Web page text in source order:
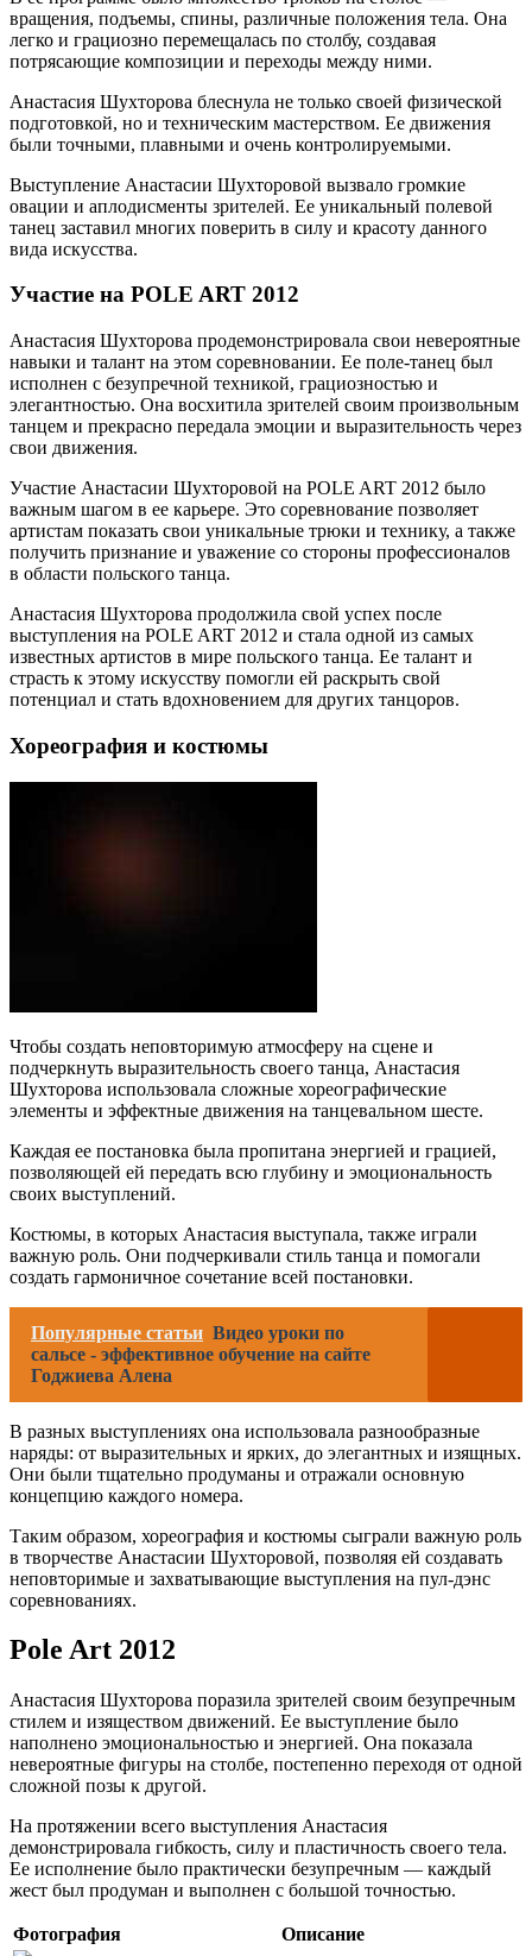
вращения, подъемы, спины, различные положения тела. Она
легко и грациозно перемещалась по столбу, создавая
потрясающие композиции и переходы между ними.
Анастасия Шухторова блеснула не только своей физической
подготовкой, но и техническим мастерством. Ее движения
были точными, плавными и очень контролируемыми.
Выступление Анастасии Шухторовой вызвало громкие
овации и аплодисменты зрителей. Ее уникальный полевой
танец заставил многих поверить в силу и красоту данного
вида искусства.
Участие на POLE ART 2012
Анастасия Шухторова продемонстрировала свои невероятные
навыки и талант на этом соревновании. Ее поле-танец был
исполнен с безупречной техникой, грациозностью и
элегантностью. Она восхитила зрителей своим произвольным
танцем и прекрасно передала эмоции и выразительность через
свои движения.
Участие Анастасии Шухторовой на POLE ART 2012 было
важным шагом в ее карьере. Это соревнование позволяет
артистам показать свои уникальные трюки и технику, а также
получить признание и уважение со стороны профессионалов
в области польского танца.
Анастасия Шухторова продолжила свой успех после
выступления на POLE ART 2012 и стала одной из самых
известных артистов в мире польского танца. Ее талант и
страсть к этому искусству помогли ей раскрыть свой
потенциал и стать вдохновением для других танцоров.
Хореография и костюмы
Чтобы создать неповторимую атмосферу на сцене и
подчеркнуть выразительность своего танца, Анастасия
Шухторова использовала сложные хореографические
элементы и эффектные движения на танцевальном шесте.
Каждая ее постановка была пропитана энергией и грацией,
позволяющей ей передать всю глубину и эмоциональность
своих выступлений.
Костюмы, в которых Анастасия выступала, также играли
важную роль. Они подчеркивали стиль танца и помогали
создать гармоничное сочетание всей постановки.
Популярные статьи Видео уроки по
сальсе - эффективное обучение на сайте
Годжиева Алена
В разных выступлениях она использовала разнообразные
наряды: от выразительных и ярких, до элегантных и изящных.
Они были тщательно продуманы и отражали основную
концепцию каждого номера.
Таким образом, хореография и костюмы сыграли важную роль
в творчестве Анастасии Шухторовой, позволяя ей создавать
неповторимые и захватывающие выступления на пул-дэнс
соревнованиях.
Pole Art 2012
Анастасия Шухторова поразила зрителей своим безупречным
стилем и изяществом движений. Ее выступление было
наполнено эмоциональностью и энергией. Она показала
невероятные фигуры на столбе, постепенно переходя от одной
сложной позы к другой.
На протяжении всего выступления Анастасия
демонстрировала гибкость, силу и пластичность своего тела.
Ее исполнение было практически безупречным — каждый
жест был продуман и выполнен с большой точностью.
Фотография Описание